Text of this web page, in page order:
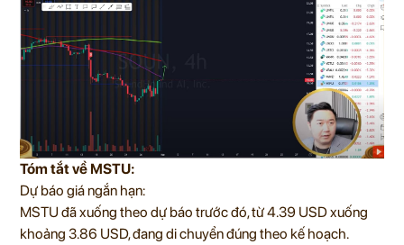
Tóm tắt về MSTU:
Dự báo giá ngắn hạn:
MSTU đã xuống theo dự báo trước đó, từ 4.39 USD xuống
khoảng 3.86 USD, đang di chuyển đúng theo kế hoạch.